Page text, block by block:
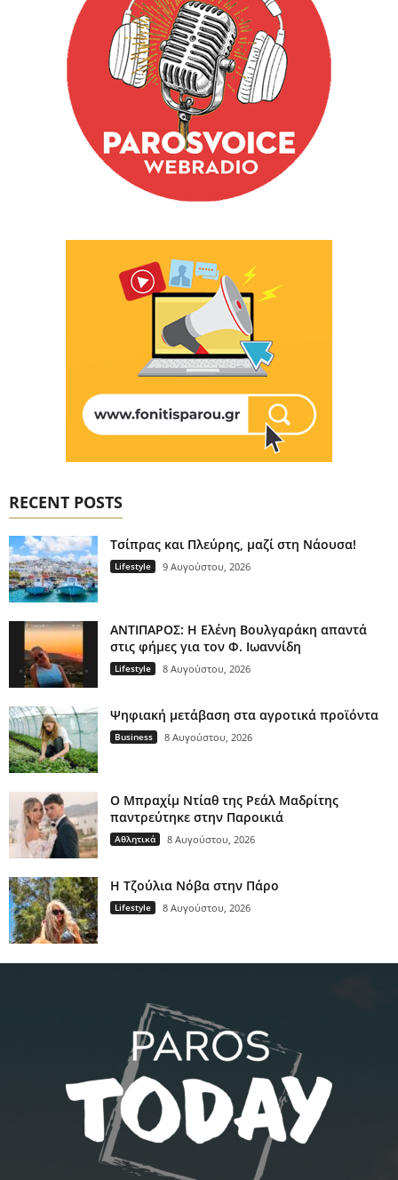
RECENT POSTS
Τσίπρας και Πλεύρης, μαζί στη Νάουσα!
Lifestyle 9 Αυγούστου, 2026
ΑΝΤΙΠΑΡΟΣ: Η Ελένη Βουλγαράκη απαντά
στις φήμες για τον Φ. Ιωαννίδη
Lifestyle 8 Αυγούστου, 2026
Ψηφιακή μετάβαση στα αγροτικά προϊόντα
Business 8 Αυγούστου, 2026
Ο Μπραχίμ Ντίαθ της Ρεάλ Μαδρίτης
παντρεύτηκε στην Παροικιά
Αθλητικά 8 Αυγούστου, 2026
H Τζούλια Νόβα στην Πάρο
Lifestyle 8 Αυγούστου, 2026